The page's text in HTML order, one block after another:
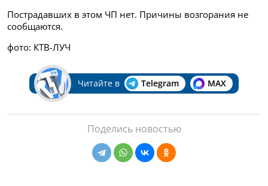
Пострадавших в этом ЧП нет. Причины возгорания не
сообщаются.
фото: КТВ-ЛУЧ
Читайте в Telegram MAX
Поделись новостью